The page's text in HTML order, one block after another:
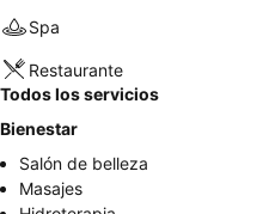
Spa
Restaurante
Todos los servicios
Bienestar
Salón de belleza
Masajes